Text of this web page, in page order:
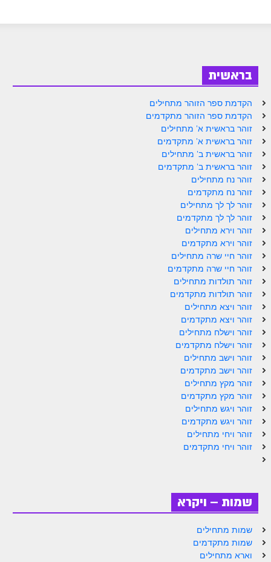
ספר הזוהר אמור מתקדמים
הזוהר הקדוש פרשת בהר למתחילים
הזוהר הקדוש פרשת בהר – מתקדמים
זוהר בחוקותי למתחילים
זוהר הקדוש בחוקותי למתקדמים
ספר הזוהר – במדבר
זוהר במדבר מתחילים
זוהר נשא למתחילים
זוהר נשא למתקדמים
זוהר בהעלותך למתחילים
זוהר בהעלותך למתקדמים
זוהר שלח לך למתחילים
זוהר שלח לך למתקדמים
זוהר קורח למתחילים
חוקת למתחילים
זוהר בלק למתחילים
זוהר בלק למתקדמים
זוהר פנחס למתחילים
בראשית
הקדמת ספר הזוהר מתחילים
הקדמת ספר הזוהר מתקדמים
זוהר בראשית א' מתחילים
זוהר בראשית א' מתקדמים
זוהר בראשית ב' מתחילים
זוהר בראשית ב' מתקדמים
זוהר נח מתחילים
זוהר נח מתקדמים
זוהר לך לך מתחילים
זוהר לך לך מתקדמים
זוהר וירא מתחילים
זוהר וירא מתקדמים
זוהר חיי שרה מתחילים
זוהר חיי שרה מתקדמים
זוהר תולדות מתחילים
זוהר תולדות מתקדמים
זוהר ויצא מתחילים
זוהר ויצא מתקדמים
זוהר וישלח מתחילים
זוהר וישלח מתקדמים
זוהר וישב מתחילים
זוהר וישב מתקדמים
זוהר מקץ מתחילים
זוהר מקץ מתקדמים
זוהר ויגש מתחילים
זוהר ויגש מתקדמים
זוהר ויחי מתחילים
זוהר ויחי מתקדמים
שמות – ויקרא
שמות מתחילים
שמות מתקדמים
וארא מתחילים